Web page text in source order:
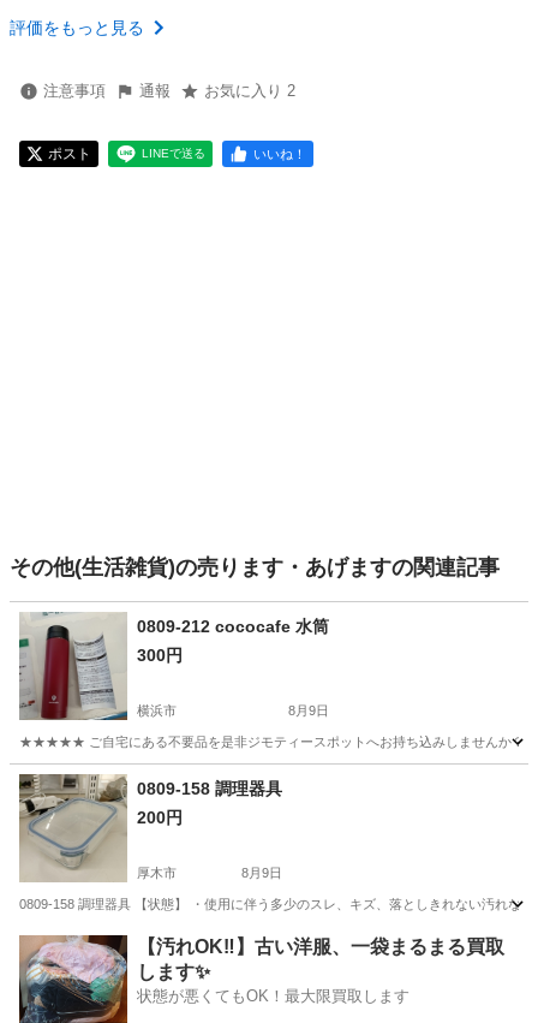
評価をもっと見る
注意事項 通報 お気に入り 2
ポスト LINEで送る いいね！
その他(生活雑貨)の売ります・あげますの関連記事
0809-212 cococafe 水筒
300円
横浜市 8月9日
★★★★★ ご自宅にある不要品を是非ジモティースポットへお持ち込みしませんか？
神奈川 横浜市 水筒
0809-158 調理器具
200円
厚木市 8月9日
0809-158 調理器具 【状態】 ・使用に伴う多少のスレ、キズ、落としきれない汚れ
神奈川 厚木市 調理器具 現地
【汚れOK‼️】古い洋服、一袋まるまる買取
します✨
状態が悪くてもOK！最大限買取します